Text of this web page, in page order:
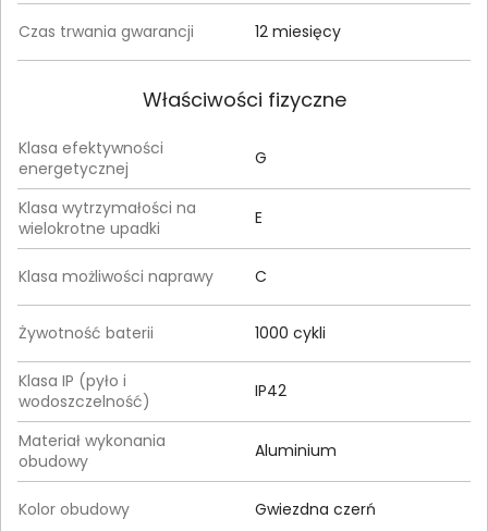
Czas trwania gwarancji 12 miesięcy
Właściwości fizyczne
Klasa efektywności
energetycznej
G
Klasa wytrzymałości na
wielokrotne upadki
E
Klasa możliwości naprawy C
Żywotność baterii 1000 cykli
Klasa IP (pyło i
wodoszczelność)
IP42
Materiał wykonania
obudowy
Aluminium
Kolor obudowy Gwiezdna czerń